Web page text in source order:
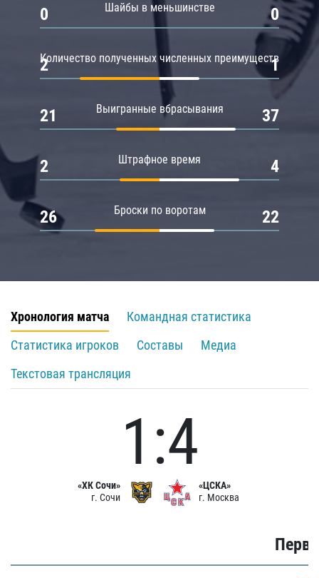
Шайбы в меньшинстве
0 0
Количество полученных численных преимуществ
2 1
Выигранные вбрасывания
21 37
Штрафное время
2 4
Броски по воротам
26 22
Хронология матча
Командная статистика
Статистика игроков
Составы
Медиа
Текстовая трансляция
«ХК Сочи»
г. Сочи
1:4
«ЦСКА»
г. Москва